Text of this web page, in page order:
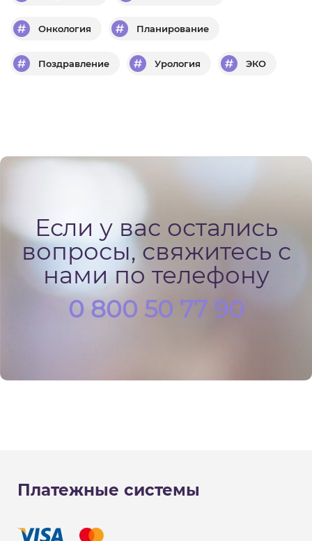
Онкология Планирование
Поздравление Урология ЭКО
Если у вас остались
вопросы, свяжитесь с
нами по телефону
0 800 50 77 90
Платежные системы